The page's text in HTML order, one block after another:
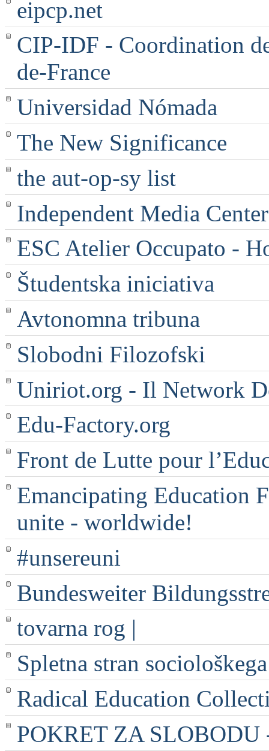
eipcp.net
CIP-IDF - Coordination
de-France
Universidad Nómada
The New Significance
the aut-op-sy list
Independent Media
ESC Atelier Occupato -
Študentska iniciativa
Avtonomna tribuna
Slobodni Filozofski
Uniriot.org - Il Network
Edu-Factory.org
Front de Lutte pour
Emancipating Education
unite - worldwide!
#unsereuni
Bundesweiter
tovarna rog |
Spletna stran
Radical Education
POKRET ZA SLOBODU